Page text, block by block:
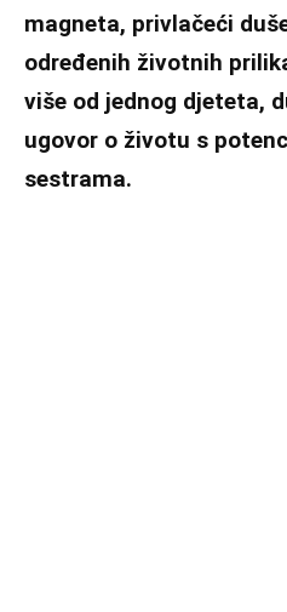
magneta, privlačeći
određenih životnih
više od jednog djeteta,
ugovor o životu s
sestrama.